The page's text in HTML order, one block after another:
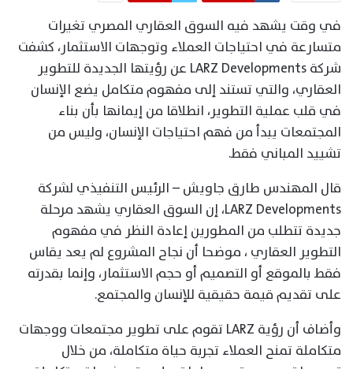
في وقت يشهد فيه السوق العقاري المصري تغيرات
متسارعة في احتياجات العملاء وتوجهات الاستثمار، كشفت
شركة LARZ Developments عن رؤيتها الجديدة للتطوير
العقاري، والتي تستند إلى مفهوم متكامل يضع الإنسان
في قلب عملية التطوير، انطلاقا من إيمانها بأن بناء
المجتمعات يبدأ من فهم احتياجات الإنسان، وليس من
تشييد المباني فقط.
قال المهندس طارق جاويش – الرئيس التنفيذي لشركة
LARZ Developments، إن السوق العقاري يشهد مرحلة
جديدة تتطلب من المطورين إعادة النظر في مفهوم
التطوير العقاري ، موضحا أن نجاح المشروع لم يعد يقاس
فقط بالموقع أو التصميم أو حجم الاستثمار، وإنما بقدرته
على تقديم قيمة حقيقية للإنسان والمجتمع.
وأضاف أن رؤية LARZ تقوم على تطوير مجتمعات ووجهات
متكاملة تمنح العملاء تجربة حياة متكاملة، من خلال